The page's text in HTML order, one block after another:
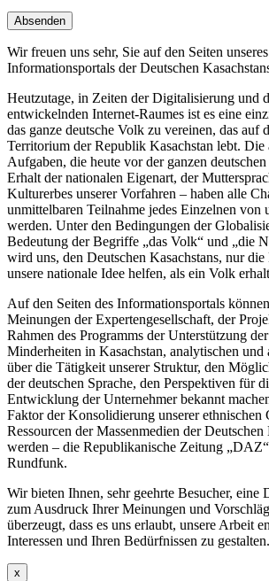
Wir freuen uns sehr, Sie auf den Seiten
Informationsportals der Deutschen
Heutzutage, in Zeiten der Digitalisierung und
entwickelnden Internet-Raumes ist es eine
das ganze deutsche Volk zu vereinen, das auf
Territorium der Republik Kasachstan lebt. Die
Aufgaben, die heute vor der ganzen
Erhalt der nationalen Eigenart, der
Kulturerbes unserer Vorfahren – haben alle
unmittelbaren Teilnahme jedes Einzelnen von
werden. Unter den Bedingungen der
Bedeutung der Begriffe „das Volk“ und „die
wird uns, den Deutschen Kasachstans, nur
unsere nationale Idee helfen, als ein Volk
Auf den Seiten des Informationsportals
Meinungen der Expertengesellschaft, der
Rahmen des Programms der Unterstützung
Minderheiten in Kasachstan, analytischen und
über die Tätigkeit unserer Struktur, den
der deutschen Sprache, den Perspektiven für
Entwicklung der Unternehmer bekannt
Faktor der Konsolidierung unserer ethnischen
Ressourcen der Massenmedien der Deutschen
werden – die Republikanische Zeitung
Rundfunk.
Wir bieten Ihnen, sehr geehrte Besucher, eine
zum Ausdruck Ihrer Meinungen und
überzeugt, dass es uns erlaubt, unsere Arbeit
Interessen und Ihren Bedürfnissen zu gestalten.
x